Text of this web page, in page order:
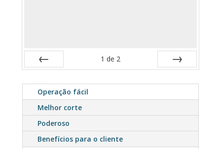
1 de 2
Operação fácil
Melhor corte
Poderoso
Benefícios para o cliente